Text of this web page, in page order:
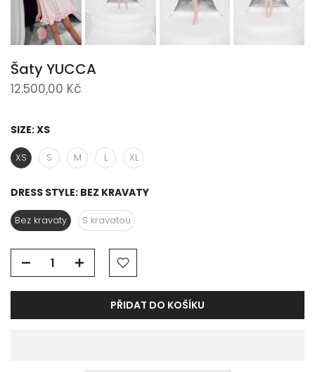
Šaty YUCCA
12.500,00 Kč
SIZE:XS
XS S M L XL
DRESS STYLE: BEZ KRAVATY
Bez kravaty S kravatou
PŘIDAT DO KOŠÍKU